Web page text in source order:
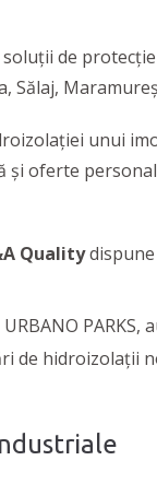
de
Sălaj,
unui
și oferte
Qualitydispune
de hidroizolații